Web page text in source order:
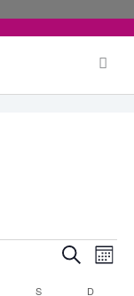
Recherche
Recherche
Mois
S D